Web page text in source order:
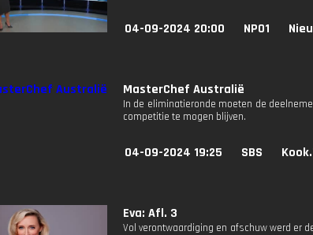
04-09-2024 20:00 NPO1
MasterChef Australië
In de eliminatieronde moeten de
competitie te mogen blijven.
04-09-2024 19:25 SBS
Eva: Afl. 3
Vol verontwaardiging en afschuw werd er